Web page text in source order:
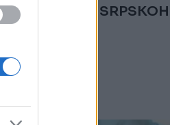
književnosti i